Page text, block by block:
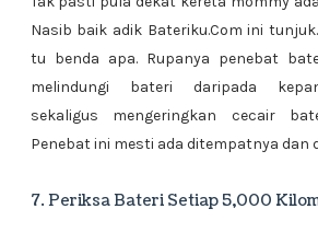
Nasib baik adik Bateriku.Com ini
tu benda apa. Rupanya penebat
melindungi bateri daripada
sekaligus mengeringkan cecair
Penebat ini mesti ada ditempatnya dan
7. Periksa Bateri Setiap 5,000